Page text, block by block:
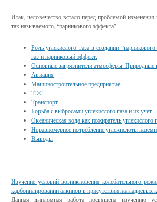
Итак, человечество встало перед проблемой изменения
так называемого, “парникового эффекта”.
Роль углекислого газа в создании
газ и парниковый эффект.
Основные загрязнители атмосферы. Природные
Авиация
Машиностроительное предприятие
ТЭС
Транспорт
Борьба с выбросами углекислого газа и их учет
Океаническая вода как пожиратель углекислого
Неравномерное потребление углекислоты
Выводы
Изучение условий возникновения колебательного
карбонилировании алкинов в присутствии палладиевых
Данная дипломная работа посвящена изучению